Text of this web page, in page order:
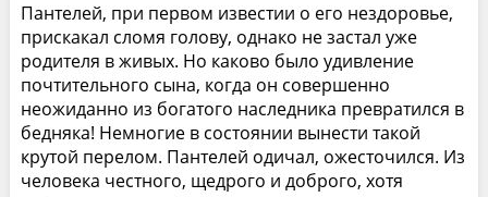
Пантелей, при первом известии о его нездоровье,
прискакал сломя голову, однако не застал уже
родителя в живых. Но каково было удивление
почтительного сына, когда он совершенно
неожиданно из богатого наследника превратился в
бедняка! Немногие в состоянии вынести такой
крутой перелом. Пантелей одичал, ожесточился. Из
человека честного, щедрого и доброго, хотя